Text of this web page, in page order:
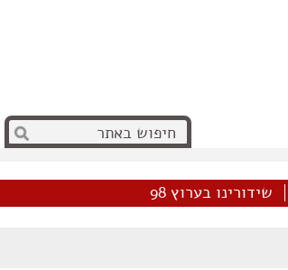
שידורינו בערוץ 98